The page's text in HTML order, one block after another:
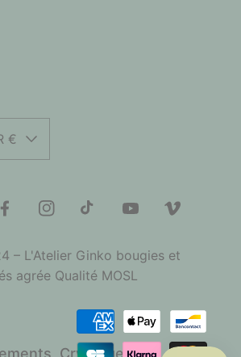
€
FacebookInstagramTikTok YouTubeVimeo
– L'Atelier Ginko bougies et
agrée Qualité MOSL
Cryptage SSL
Payment
methods